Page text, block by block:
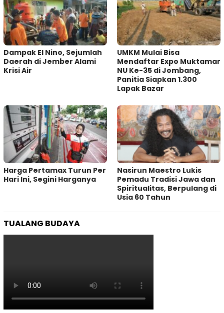
Dampak El Nino, Sejumlah
Daerah di Jember Alami
Krisi Air
UMKM Mulai Bisa
Mendaftar Expo Muktamar
NU Ke-35 di Jombang,
Panitia Siapkan 1.300
Lapak Bazar
Harga Pertamax Turun Per
Hari Ini, Segini Harganya
‎Nasirun Maestro Lukis
Pemadu Tradisi Jawa dan
Spiritualitas, Berpulang di
Usia 60 Tahun
TUALANG BUDAYA